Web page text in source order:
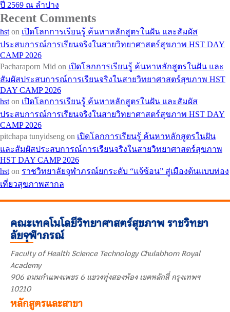
ปี 2569 ณ ลำปาง
Recent Comments
hst on เปิดโลกการเรียนรู้ ค้นหาหลักสูตรในฝัน และสัมผัส
ประสบการณ์การเรียนจริงในสายวิทยาศาสตร์สุขภาพ HST DAY
CAMP 2026
Pacharaporn Mid on เปิดโลกการเรียนรู้ ค้นหาหลักสูตรในฝัน และ
สัมผัสประสบการณ์การเรียนจริงในสายวิทยาศาสตร์สุขภาพ HST
DAY CAMP 2026
hst on เปิดโลกการเรียนรู้ ค้นหาหลักสูตรในฝัน และสัมผัส
ประสบการณ์การเรียนจริงในสายวิทยาศาสตร์สุขภาพ HST DAY
CAMP 2026
pitchapa tunyidseng on เปิดโลกการเรียนรู้ ค้นหาหลักสูตรในฝัน
และสัมผัสประสบการณ์การเรียนจริงในสายวิทยาศาสตร์สุขภาพ
HST DAY CAMP 2026
hst on ราชวิทยาลัยจุฬาภรณ์ยกระดับ “แจ้ซ้อน” สู่เมืองต้นแบบท่อง
เที่ยวสุขภาพสากล
คณะเทคโนโลยีวิทยาศาสตร์สุขภาพ ราชวิทยา
ลัยจุฬาภรณ์
Faculty of Health Science Technology Chulabhorn Royal
Academy
906 ถนนกำแพงเพชร 6 แขวงทุ่งสองห้อง เขตหลักสี่ กรุงเทพฯ
10210
หลักสูตรและสาขา